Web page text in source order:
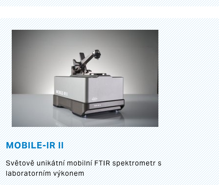
MOBILE-IR II
Světově unikátní mobilní FTIR spektrometr s
laboratorním výkonem